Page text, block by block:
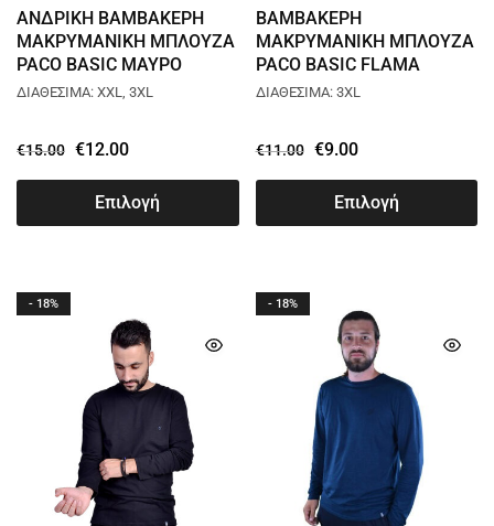
ΑΝΔΡΙΚΗ ΒΑΜΒΑΚΕΡΗ
ΜΑΚΡΥΜΑΝΙΚΗ ΜΠΛΟΥΖΑ
PACO BASIC ΜΑΥΡΟ
2381891
ΔΙΑΘΕΣΙΜΑ: XXL, 3XL
€15.00 €12.00
Επιλογή
ΒΑΜΒΑΚΕΡΗ
ΜΑΚΡΥΜΑΝΙΚΗ ΜΠΛΟΥΖΑ
PACO BASIC FLAMA
ΑΝΘΡΑΚΙ 2481824
ΔΙΑΘΕΣΙΜΑ: 3XL
€11.00 €9.00
Επιλογή
- 18% - 18%